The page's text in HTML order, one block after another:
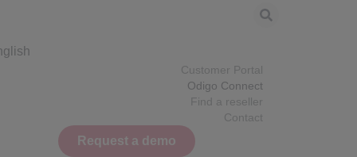
Customer Portal
Odigo Connect
Find a reseller
Contact
Request a demo